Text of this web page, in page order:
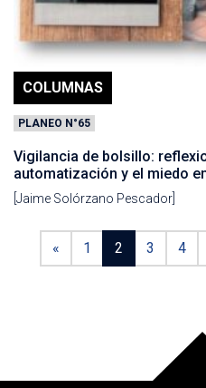
COLUMNAS
PLANEO N°65
Vigilancia de bolsillo:
automatización y el miedo
[Jaime Solórzano Pescador]
« 1 2 3 4